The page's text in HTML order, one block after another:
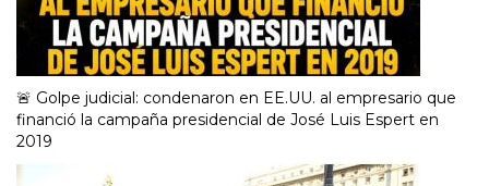
🚨 Golpe judicial: condenaron en EE.UU. al empresario que
financió la campaña presidencial de José Luis Espert en
2019